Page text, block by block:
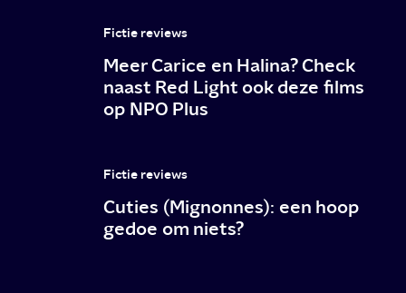
Fictie reviews
Meer Carice en Halina? Check
naast Red Light ook deze films
op NPO Plus
Fictie reviews
Cuties (Mignonnes): een hoop
gedoe om niets?